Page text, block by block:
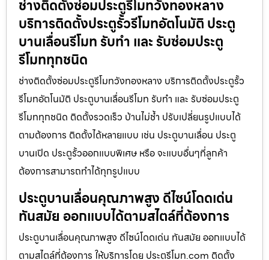
ช่างติดตั้งซ่อมประตูรีโมทวังทองหลาง
บริการติดตั้งประตูรั้วรีโมทอัตโนมัติ ประตู
บานเลื่อนรีโมท รับทำ และ รับซ่อมประตู
รีโมททุกชนิด
ช่างติดตั้งซ่อมประตูรีโมทวังทองหลาง บริการติดตั้งประตูรั้ว
รีโมทอัตโนมัติ ประตูบานเลื่อนรีโมท รับทำ และ รับซ่อมประตู
รีโมททุกชนิด ติดตั้งรวดเร็ว บ้านไม่ช้ำ ปรับเปลี่ยนรูปแบบได้
ตามต้องการ ติดตั้งได้หลายแบบ เช่น ประตูบานเลื่อน ประตู
บานเปิด ประตูรั้วออกแบบพิเศษ หรือ จะแบบอื่นๆที่ลูกค้า
ต้องการสามารถทำได้ทุกรูปแบบ
ประตูบานเลื่อนคุณภาพสูง ดีไซน์โดดเด่น
ทันสมัย ออกแบบได้ตามสไตล์ที่ต้องการ
ประตูบานเลื่อนคุณภาพสูง ดีไซน์โดดเด่น ทันสมัย ออกแบบได้
ตามสไตล์ที่ต้องการ ให้บริการโดย ประตูรีโมท.com ติดตั้ง